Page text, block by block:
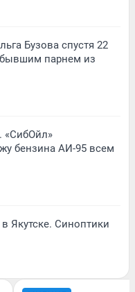
Бузова спустя 22
бывшим парнем из
«СибОйл»
бензина АИ-95 всем
Якутске. Синоптики